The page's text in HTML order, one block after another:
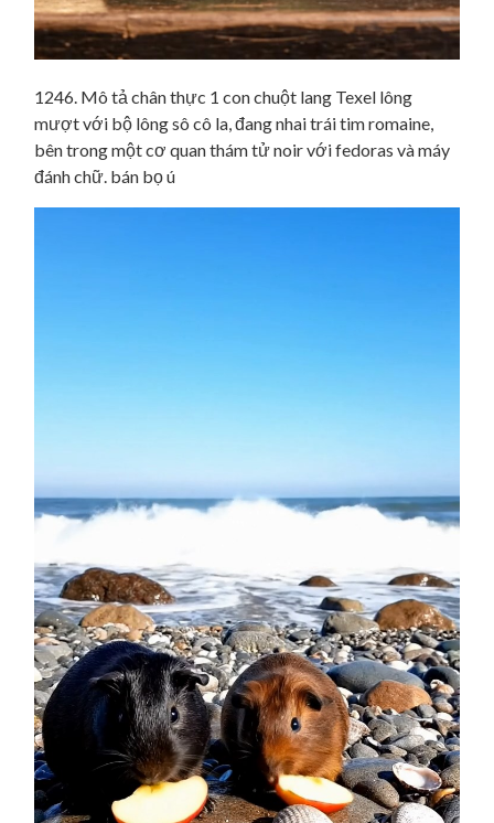
1246. Mô tả chân thực 1 con chuột lang Texel lông
mượt với bộ lông sô cô la, đang nhai trái tim romaine,
bên trong một cơ quan thám tử noir với fedoras và máy
đánh chữ. bán bọ ú